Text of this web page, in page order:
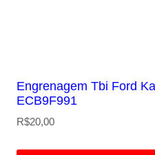
Engrenagem Tbi Ford
ECB9F991
R$20,00